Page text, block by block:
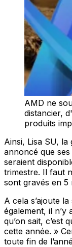
AMD ne
distancier,
produits
Ainsi, Lisa SU,
annoncé que
seraient
trimestre. Il faut
sont gravés en 5
A cela s’ajoute
également, il n’y
qu’on sait, c’est
cette année. »
toute fin de